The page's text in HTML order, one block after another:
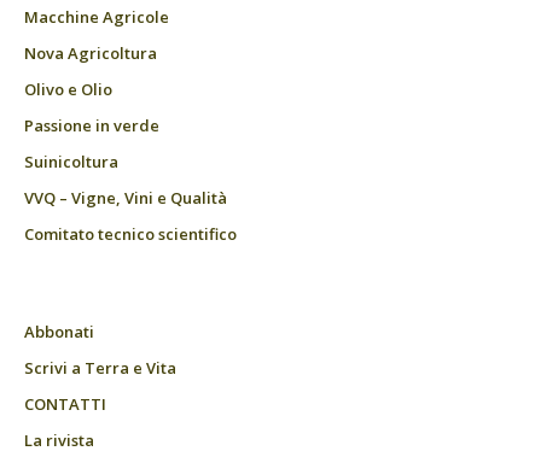
Macchine Agricole
Nova Agricoltura
Olivo e Olio
Passione in verde
Suinicoltura
VVQ – Vigne, Vini e Qualità
Comitato tecnico scientifico
Abbonati
Scrivi a Terra e Vita
CONTATTI
La rivista